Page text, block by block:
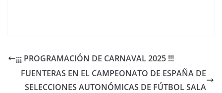
¡¡¡ PROGRAMACIÓN DE CARNAVAL 2025 !!!
FUENTERAS EN EL CAMPEONATO DE ESPAÑA DE
SELECCIONES AUTONÓMICAS DE FÚTBOL SALA